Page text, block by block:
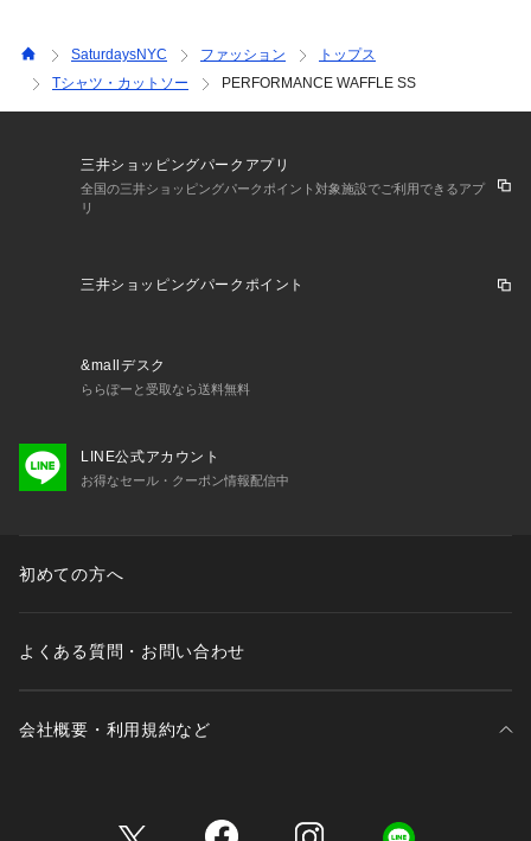
M/ 着丈 69 | 肩幅 44 | バスト 112 | そで丈 27
L/ 着丈 72 | 肩幅 44 | バスト 115 | そで丈 27.5
※画像の商品はサンプルとなります。
※実際の商品と色味、仕様、加工、サイズ、素材等が若干異な
る場合がございます。
Item Code：BBM14610
SaturdaysNYC ファッション
トップス
Tシャツ・カットソー
PERFORMANCE WAFFLE SS
三井ショッピングパークアプリ
全国の三井ショッピングパークポイント対象施設でご利用できるアプ
リ
三井ショッピングパークポイント
&mallデスク
ららぽーと受取なら送料無料
LINE公式アカウント
お得なセール・クーポン情報配信中
初めての方へ
よくある質問・お問い合わせ
会社概要・利用規約など